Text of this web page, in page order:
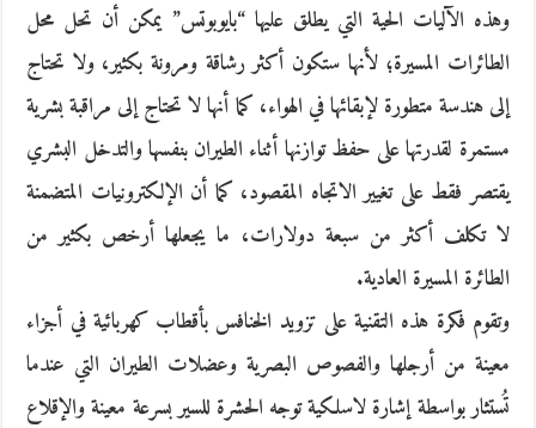
وهذه الآليات الحية التي يطلق عليها “بايوبوتس” يمكن أن تحل محل
الطائرات المسيرة؛ لأنها ستكون أكثر رشاقة ومرونة بكثير، ولا تحتاج
إلى هندسة متطورة لإبقائها في الهواء، كما أنها لا تحتاج إلى مراقبة بشرية
مستمرة لقدرتها على حفظ توازنها أثناء الطيران بنفسها والتدخل البشري
يقتصر فقط على تغيير الاتجاه المقصود، كما أن الإلكترونيات المتضمنة
لا تكلف أكثر من سبعة دولارات، ما يجعلها أرخص بكثير من
الطائرة المسيرة العادية.
وتقوم فكرة هذه التقنية على تزويد الخنافس بأقطاب كهربائية في أجزاء
معينة من أرجلها والفصوص البصرية وعضلات الطيران التي عندما
تُستثار بواسطة إشارة لاسلكية توجه الحشرة للسير بسرعة معينة والإقلاع